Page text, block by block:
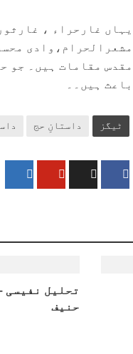
یہاں غارحراء ،
مشعرالحرام،وادی
مقدس مقامات ہیں۔ جو
باعث ہیں۔۔
ٹیگز داستانِ حج
تحلیل نفیسی
حنیف